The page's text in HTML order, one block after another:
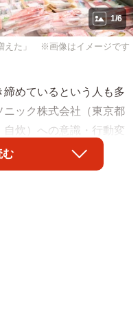
1/6
えた」 ※画像はイメージです
めているという人も多
ック株式会社（東京都
炊）への意識・行動変
材を購入する際、約6割
えた」と回答し、「高
む